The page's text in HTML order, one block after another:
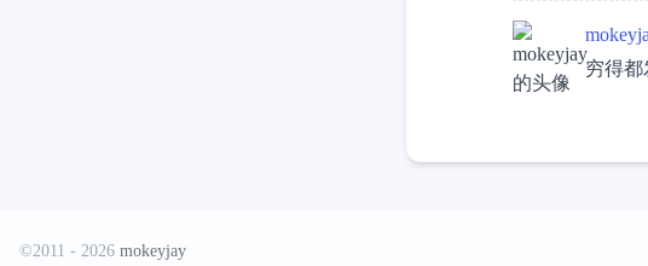
穷得
©2011 - 2026 mokeyjay